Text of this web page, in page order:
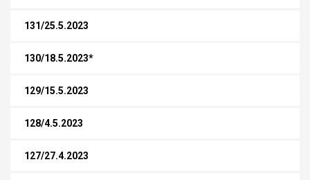
131/25.5.2023
130/18.5.2023*
129/15.5.2023
128/4.5.2023
127/27.4.2023